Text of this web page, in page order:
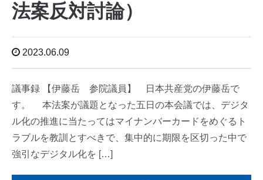
法案反対討論）
2023.06.09
議事録 【伊藤岳 参院議員】 日本共産党の伊藤岳で
す。 本法案が議題となった五日の本会議では、デジタ
ル化の推進に当たってはマイナンバーカードをめぐるト
ラブルを教訓とすべきで、集中的に期限を区切った中で
強引なデジタル化を […]